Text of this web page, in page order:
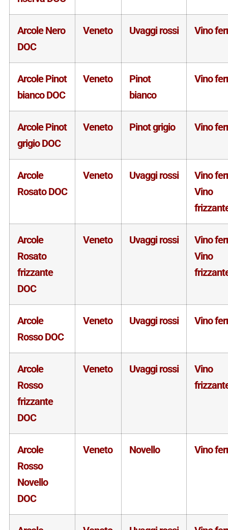
Arcole Nero
DOC
Veneto Uvaggi rossi Vino
Arcole Pinot
bianco DOC
Veneto
Pinot
bianco
Vino
Arcole Pinot
grigio DOC
Veneto Pinot grigio Vino
Arcole
Rosato DOC
Veneto Uvaggi rossi
Vino
Vino
Arcole
Rosato
frizzante
DOC
Veneto Uvaggi rossi
Vino
Vino
Arcole
Rosso DOC
Veneto Uvaggi rossi Vino
Arcole
Rosso
frizzante
DOC
Veneto Uvaggi rossi
Vino
Arcole
Rosso
Novello
DOC
Veneto Novello Vino